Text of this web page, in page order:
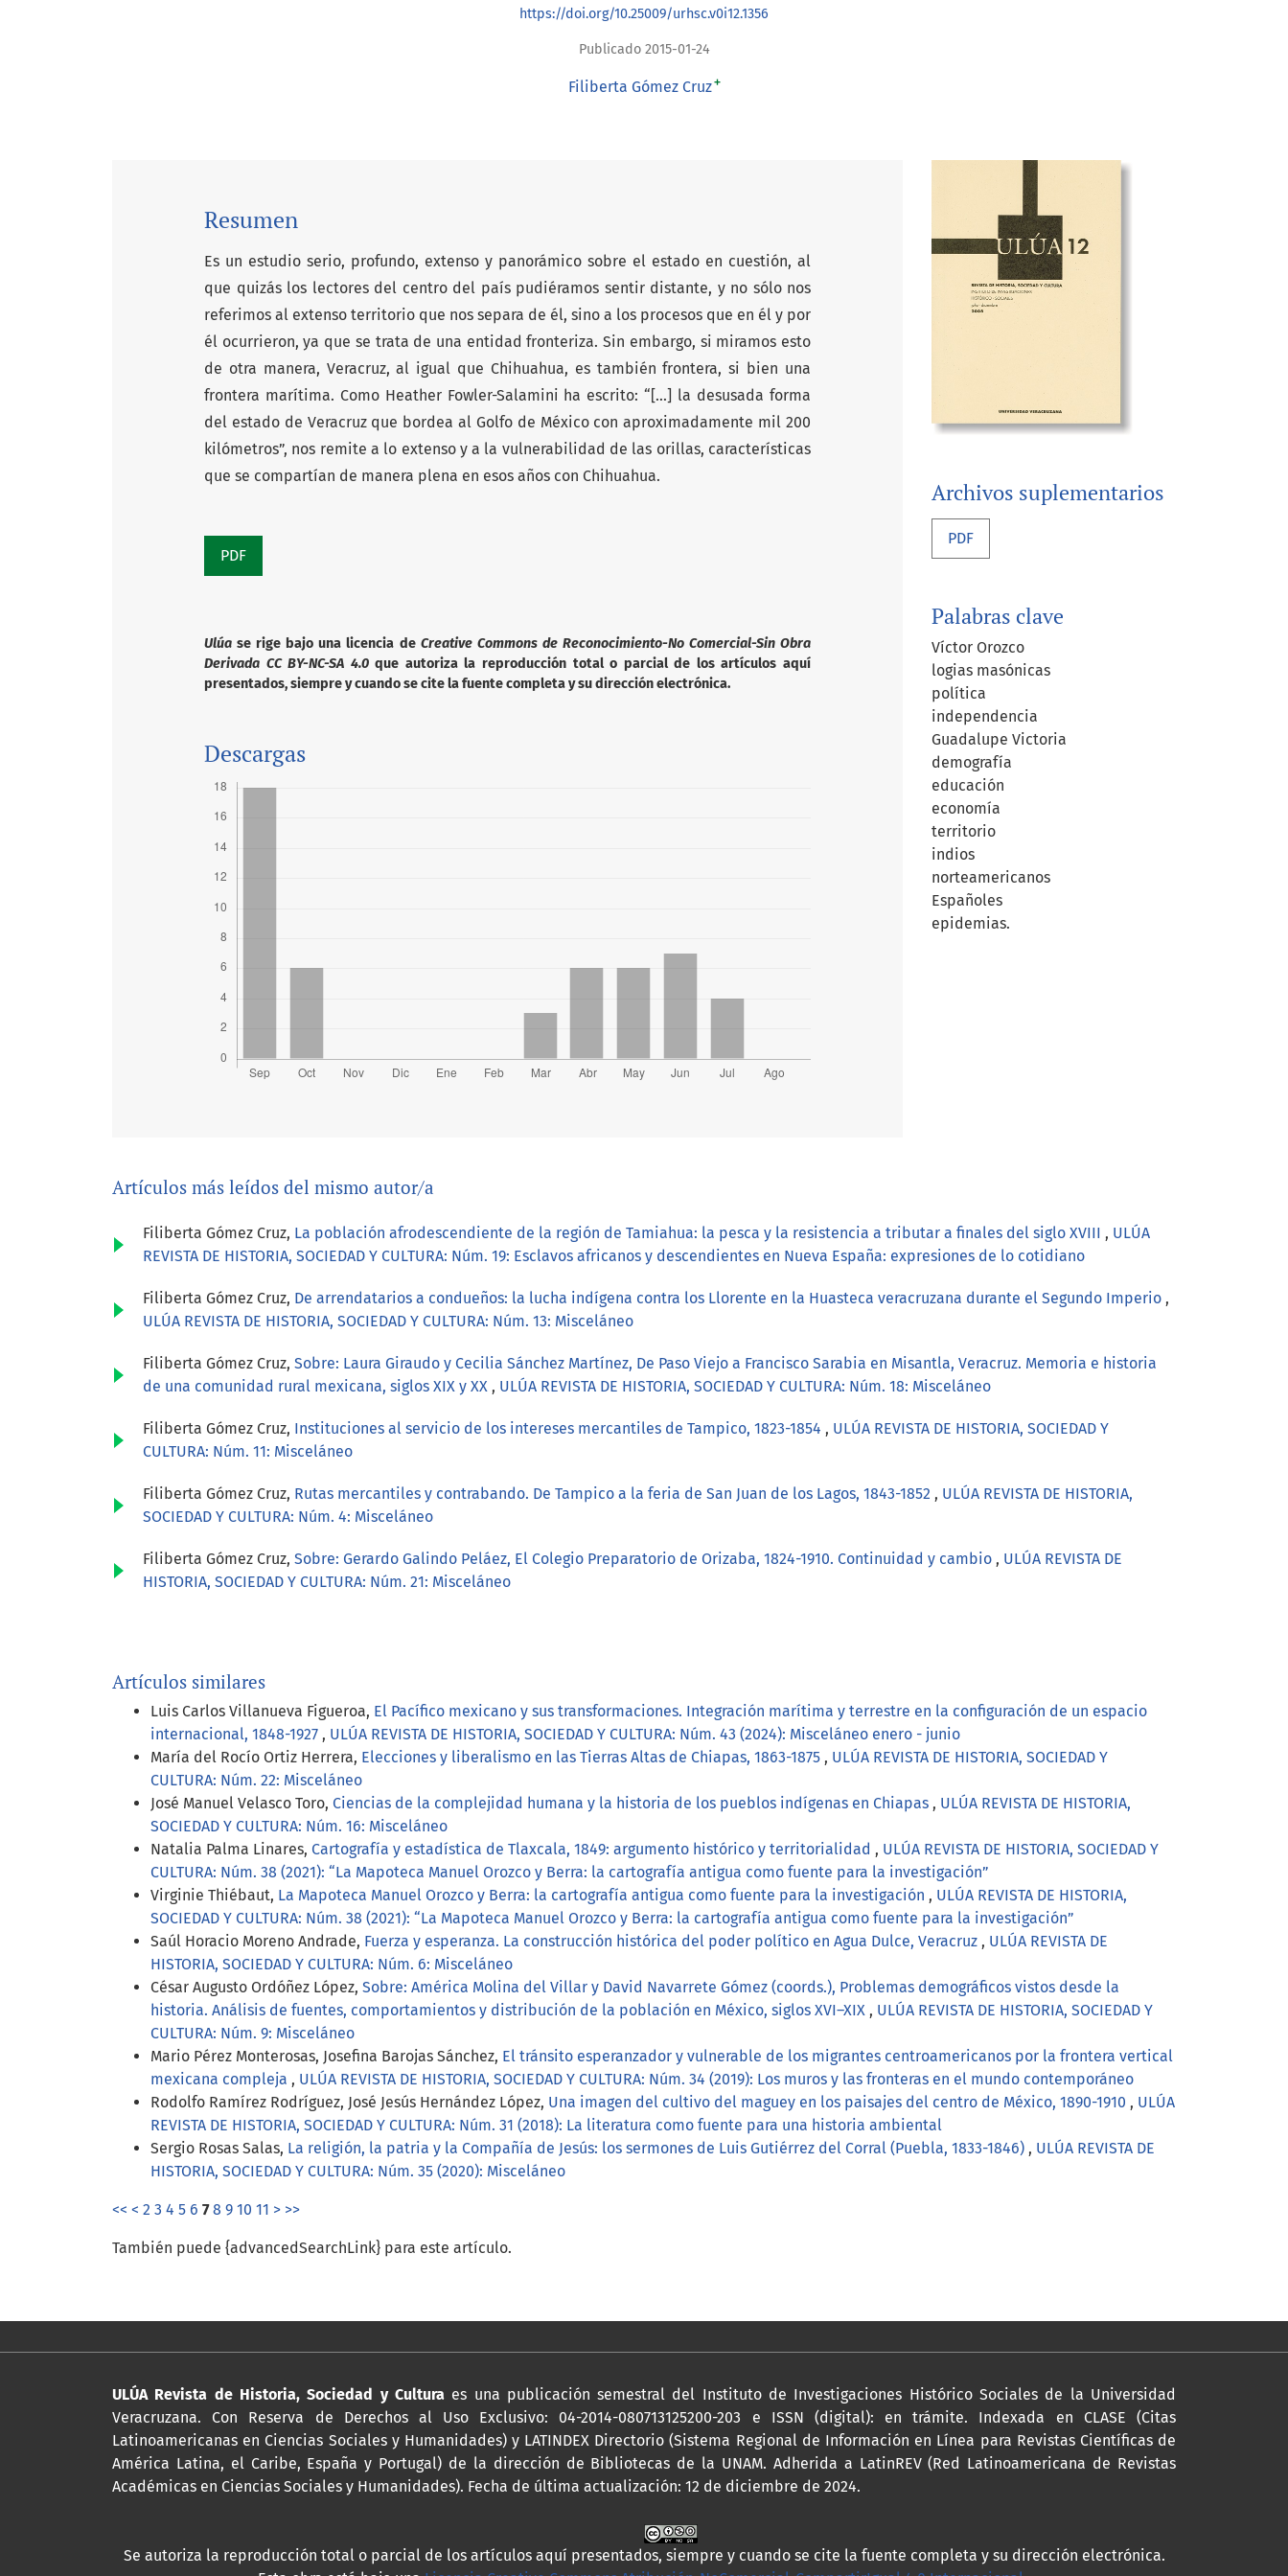
https://doi.org/10.25009/urhsc.v0i12.1356
Publicado 2015-01-24
Filiberta Gómez Cruz+
Archivos suplementarios
PDF
Palabras clave
Víctor Orozco
logias masónicas
política
independencia
Guadalupe Victoria
demografía
educación
economía
territorio
indios
norteamericanos
Españoles
epidemias.
Resumen
Es un estudio serio, profundo, extenso y panorámico sobre el estado en cuestión, al
que quizás los lectores del centro del país pudiéramos sentir distante, y no sólo nos
referimos al extenso territorio que nos separa de él, sino a los procesos que en él y por
él ocurrieron, ya que se trata de una entidad fronteriza. Sin embargo, si miramos esto
de otra manera, Veracruz, al igual que Chihuahua, es también frontera, si bien una
frontera marítima. Como Heather Fowler-Salamini ha escrito: “[...] la desusada forma
del estado de Veracruz que bordea al Golfo de México con aproximadamente mil 200
kilómetros”, nos remite a lo extenso y a la vulnerabilidad de las orillas, características
que se compartían de manera plena en esos años con Chihuahua.
PDF
Ulúa se rige bajo una licencia de Creative Commons de Reconocimiento-No Comercial-Sin Obra
Derivada CC BY-NC-SA 4.0que autoriza la reproducción total o parcial de los artículos aquí
presentados, siempre y cuando se cite la fuente completa y su dirección electrónica.
Descargas
Artículos más leídos del mismo autor/a
Filiberta Gómez Cruz, La población afrodescendiente de la región de Tamiahua: la pesca y la resistencia a tributar a finales del siglo XVIII , ULÚA
REVISTA DE HISTORIA, SOCIEDAD Y CULTURA: Núm. 19: Esclavos africanos y descendientes en Nueva España: expresiones de lo cotidiano
Filiberta Gómez Cruz, De arrendatarios a condueños: la lucha indígena contra los Llorente en la Huasteca veracruzana durante el Segundo Imperio ,
ULÚA REVISTA DE HISTORIA, SOCIEDAD Y CULTURA: Núm. 13: Misceláneo
Filiberta Gómez Cruz, Sobre: Laura Giraudo y Cecilia Sánchez Martínez, De Paso Viejo a Francisco Sarabia en Misantla, Veracruz. Memoria e historia
de una comunidad rural mexicana, siglos XIX y XX , ULÚA REVISTA DE HISTORIA, SOCIEDAD Y CULTURA: Núm. 18: Misceláneo
Filiberta Gómez Cruz, Instituciones al servicio de los intereses mercantiles de Tampico, 1823-1854 , ULÚA REVISTA DE HISTORIA, SOCIEDAD Y
CULTURA: Núm. 11: Misceláneo
Filiberta Gómez Cruz, Rutas mercantiles y contrabando. De Tampico a la feria de San Juan de los Lagos, 1843-1852 , ULÚA REVISTA DE HISTORIA,
SOCIEDAD Y CULTURA: Núm. 4: Misceláneo
Filiberta Gómez Cruz, Sobre: Gerardo Galindo Peláez, El Colegio Preparatorio de Orizaba, 1824-1910. Continuidad y cambio , ULÚA REVISTA DE
HISTORIA, SOCIEDAD Y CULTURA: Núm. 21: Misceláneo
Artículos similares
Luis Carlos Villanueva Figueroa, El Pacífico mexicano y sus transformaciones. Integración marítima y terrestre en la configuración de un espacio
internacional, 1848-1927 , ULÚA REVISTA DE HISTORIA, SOCIEDAD Y CULTURA: Núm. 43 (2024): Misceláneo enero - junio
María del Rocío Ortiz Herrera, Elecciones y liberalismo en las Tierras Altas de Chiapas, 1863-1875 , ULÚA REVISTA DE HISTORIA, SOCIEDAD Y
CULTURA: Núm. 22: Misceláneo
José Manuel Velasco Toro, Ciencias de la complejidad humana y la historia de los pueblos indígenas en Chiapas , ULÚA REVISTA DE HISTORIA,
SOCIEDAD Y CULTURA: Núm. 16: Misceláneo
Natalia Palma Linares, Cartografía y estadística de Tlaxcala, 1849: argumento histórico y territorialidad , ULÚA REVISTA DE HISTORIA, SOCIEDAD Y
CULTURA: Núm. 38 (2021): “La Mapoteca Manuel Orozco y Berra: la cartografía antigua como fuente para la investigación”
Virginie Thiébaut, La Mapoteca Manuel Orozco y Berra: la cartografía antigua como fuente para la investigación , ULÚA REVISTA DE HISTORIA,
SOCIEDAD Y CULTURA: Núm. 38 (2021): “La Mapoteca Manuel Orozco y Berra: la cartografía antigua como fuente para la investigación”
Saúl Horacio Moreno Andrade, Fuerza y esperanza. La construcción histórica del poder político en Agua Dulce, Veracruz , ULÚA REVISTA DE
HISTORIA, SOCIEDAD Y CULTURA: Núm. 6: Misceláneo
César Augusto Ordóñez López, Sobre: América Molina del Villar y David Navarrete Gómez (coords.), Problemas demográficos vistos desde la
historia. Análisis de fuentes, comportamientos y distribución de la población en México, siglos XVI–XIX , ULÚA REVISTA DE HISTORIA, SOCIEDAD Y
CULTURA: Núm. 9: Misceláneo
Mario Pérez Monterosas, Josefina Barojas Sánchez, El tránsito esperanzador y vulnerable de los migrantes centroamericanos por la frontera vertical
mexicana compleja , ULÚA REVISTA DE HISTORIA, SOCIEDAD Y CULTURA: Núm. 34 (2019): Los muros y las fronteras en el mundo contemporáneo
Rodolfo Ramírez Rodríguez, José Jesús Hernández López, Una imagen del cultivo del maguey en los paisajes del centro de México, 1890-1910 , ULÚA
REVISTA DE HISTORIA, SOCIEDAD Y CULTURA: Núm. 31 (2018): La literatura como fuente para una historia ambiental
Sergio Rosas Salas, La religión, la patria y la Compañía de Jesús: los sermones de Luis Gutiérrez del Corral (Puebla, 1833-1846) , ULÚA REVISTA DE
HISTORIA, SOCIEDAD Y CULTURA: Núm. 35 (2020): Misceláneo
<< < 2 3 4 5 6 7 8 9 10 11 > >>
También puede {advancedSearchLink} para este artículo.
ULÚA Revista de Historia, Sociedad y Culturaes una publicación semestral del Instituto de Investigaciones Histórico Sociales de la Universidad
Veracruzana. Con Reserva de Derechos al Uso Exclusivo: 04-2014-080713125200-203 e ISSN (digital): en trámite. Indexada en CLASE (Citas
Latinoamericanas en Ciencias Sociales y Humanidades) y LATINDEX Directorio (Sistema Regional de Información en Línea para Revistas Científicas de
América Latina, el Caribe, España y Portugal) de la dirección de Bibliotecas de la UNAM. Adherida a LatinREV (Red Latinoamericana de Revistas
Académicas en Ciencias Sociales y Humanidades). Fecha de última actualización: 12 de diciembre de 2024.
Se autoriza la reproducción total o parcial de los artículos aquí presentados, siempre y cuando se cite la fuente completa y su dirección electrónica.